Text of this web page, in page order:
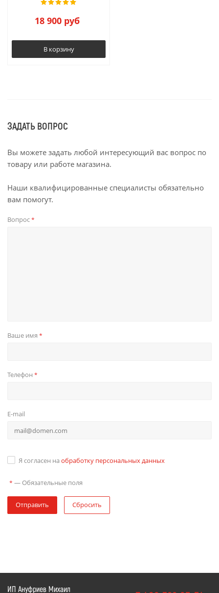
18 900руб
В корзину
ЗАДАТЬ ВОПРОС
Вы можете задать любой интересующий вас вопрос по
товару или работе магазина.
Наши квалифицированные специалисты обязательно
вам помогут.
Вопрос*
Ваше имя *
Телефон *
E-mail
Я согласен на обработку персональных данных
* — Обязательные поля
Отправить Сбросить
ИП Ануфриев Михаил